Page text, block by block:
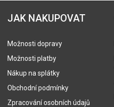
JAK NAKUPOVAT
Možnosti dopravy
Možnosti platby
Nákup na splátky
Obchodní podmínky
Zpracování osobních údajů